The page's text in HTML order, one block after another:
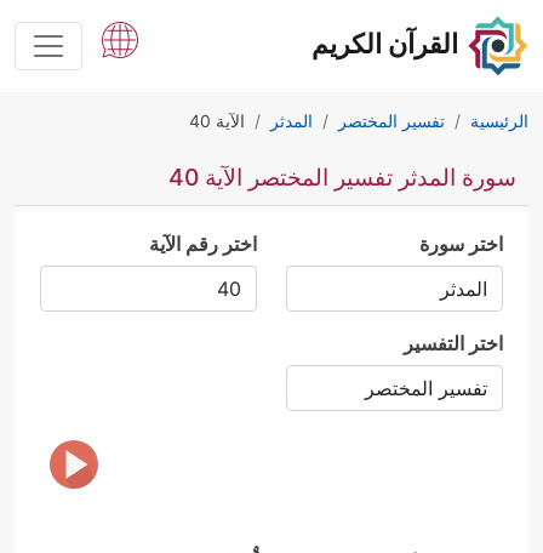
القرآن الكريم
الرئيسية تفسير المختصر المدثر الآية 40
سورة المدثر تفسير المختصر الآية 40
اختر سورة اختر رقم الآية
اختر التفسير